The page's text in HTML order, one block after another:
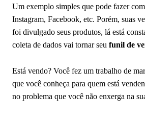
Um exemplo simples que pode fazer
Instagram, Facebook, etc. Porém, suas
foi divulgado seus produtos, lá está
coleta de dados vai tornar seu funil de
Está vendo? Você fez um trabalho de
que você conheça para quem está
no problema que você não enxerga na